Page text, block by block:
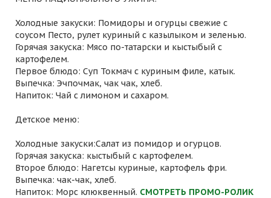
Холодные закуски: Помидоры и огурцы свежие с
соусом Песто, рулет куриный с казылыком и зеленью.
Горячая закуска: Мясо по-татарски и кыстыбый с
картофелем.
Первое блюдо: Суп Токмач с куриным филе, катык.
Выпечка: Эчпочмак, чак чак, хлеб.
Напиток: Чай с лимоном и сахаром.
Детское меню:
Холодные закуски:Салат из помидор и огурцов.
Горячая закуска: кыстыбый с картофелем.
Второе блюдо: Нагетсы куриные, картофель фри.
Выпечка: чак-чак, хлеб.
Напиток: Морс клюквенный. СМОТРЕТЬ ПРОМО-РОЛИК